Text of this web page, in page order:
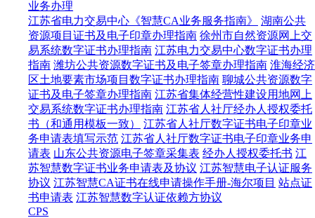
业务办理
江苏省电力交易中心《智慧CA业务服务指南》
湖南公共
资源项目证书及电子印章办理指南 徐州市自然资源网上交
易系统数字证书办理指南 江苏电力交易中心数字证书办理
指南 潍坊公共资源数字证书及电子签章办理指南 淮海经济
区土地要素市场项目数字证书办理指南 聊城公共资源数字
证书及电子签章办理指南 江苏省集体经营性建设用地网上
交易系统数字证书办理指南 江苏省人社厅经办人授权委托
书（和通用模板一致）
江苏省人社厅数字证书电子印章业
务申请表填写示范 江苏省人社厅数字证书电子印章业务申
请表 山东公共资源电子签章采集表 经办人授权委托书 江
苏智慧数字证书业务申请表及协议 江苏智慧电子认证服务
协议 江苏智慧CA证书在线申请操作手册-海尔项目 站点证
书申请表 江苏智慧数字认证依赖方协议
CPS